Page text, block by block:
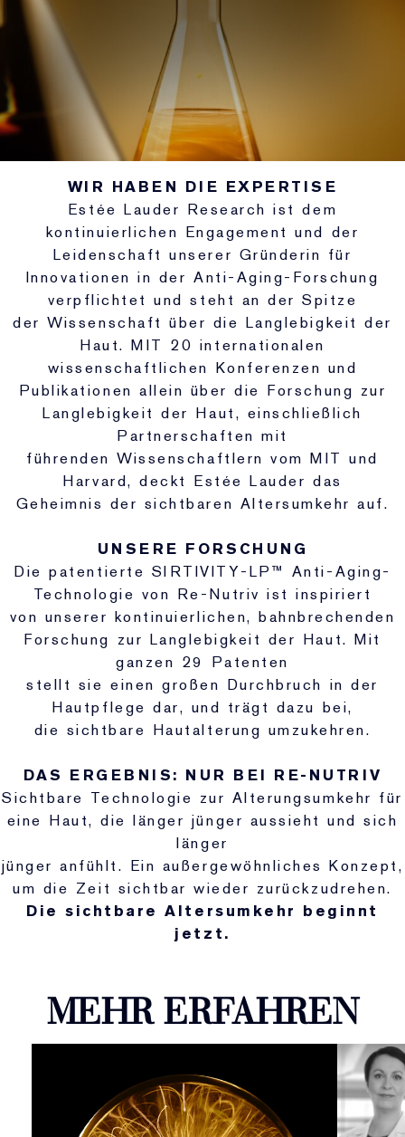
WIR HABEN DIE EXPERTISE
Estée Lauder Research ist dem
kontinuierlichen Engagement und der
Leidenschaft unserer Gründerin für
Innovationen in der Anti-Aging-Forschung
verpflichtet und steht an der Spitze
der Wissenschaft über die Langlebigkeit der
Haut. MIT 20 internationalen
wissenschaftlichen Konferenzen und
Publikationen allein über die Forschung zur
Langlebigkeit der Haut, einschließlich
Partnerschaften mit
führenden Wissenschaftlern vom MIT und
Harvard, deckt Estée Lauder das
Geheimnis der sichtbaren Altersumkehr auf.
UNSERE FORSCHUNG
Die patentierte SIRTIVITY-LP™ Anti-Aging-
Technologie von Re-Nutriv ist inspiriert
von unserer kontinuierlichen, bahnbrechenden
Forschung zur Langlebigkeit der Haut. Mit
ganzen 29 Patenten
stellt sie einen großen Durchbruch in der
Hautpflege dar, und trägt dazu bei,
die sichtbare Hautalterung umzukehren.
DAS ERGEBNIS: NUR BEI RE-NUTRIV
Sichtbare Technologie zur Alterungsumkehr für
eine Haut, die länger jünger aussieht und sich
länger
jünger anfühlt. Ein außergewöhnliches Konzept,
um die Zeit sichtbar wieder zurückzudrehen.
Die sichtbare Altersumkehr beginnt
jetzt.
MEHR ERFAHREN